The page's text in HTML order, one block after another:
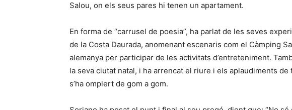
Salou, on els seus pares hi tenen un apartament.
En forma de “carrusel de poesia”, ha parlat de les seves
de la Costa Daurada, anomenant escenaris com el Càmping
alemanya per participar de les activitats d’entreteniment.
la seva ciutat natal, i ha arrencat el riure i els aplaudiments
s’ha omplert de gom a gom.